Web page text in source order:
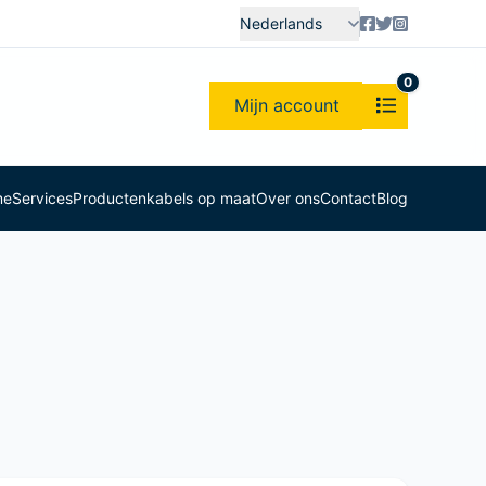
Nederlands
Mijn account
0
ServicesProductenkabels op maatOver onsContactBlog